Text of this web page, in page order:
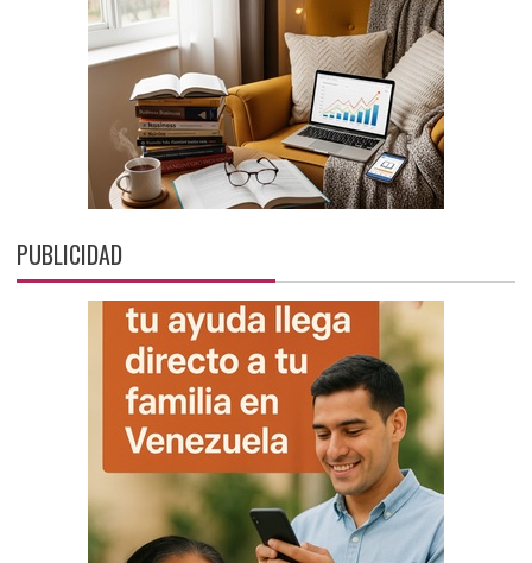
PUBLICIDAD